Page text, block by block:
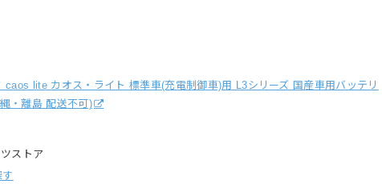
caos lite カオス・ライト 標準車(充電制御車)用 L3シリーズ 国産車用バッテリ
・離島 配送不可)
ストア